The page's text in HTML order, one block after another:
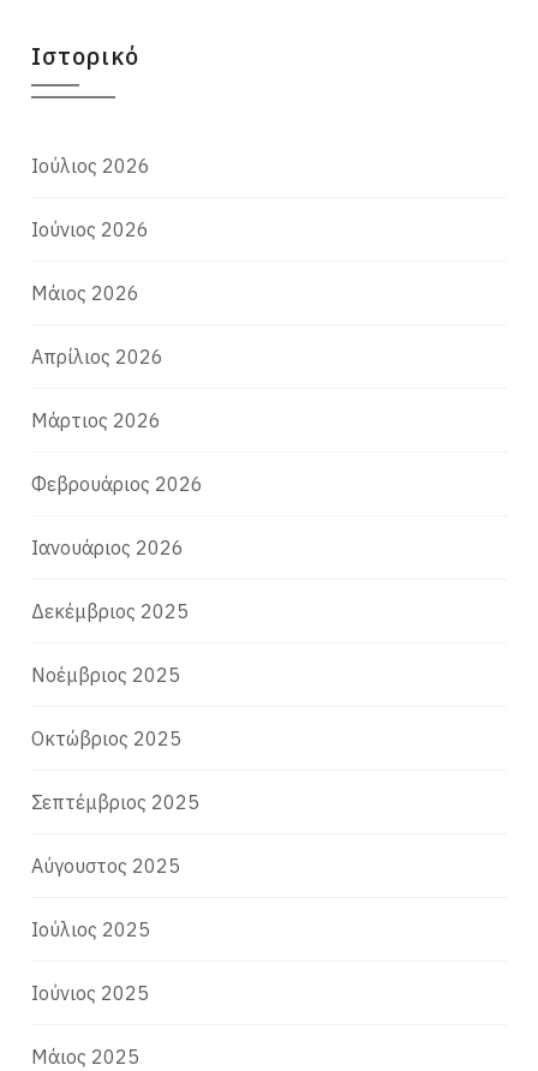
Ιστορικό
Ιούλιος 2026
Ιούνιος 2026
Μάιος 2026
Απρίλιος 2026
Μάρτιος 2026
Φεβρουάριος 2026
Ιανουάριος 2026
Δεκέμβριος 2025
Νοέμβριος 2025
Οκτώβριος 2025
Σεπτέμβριος 2025
Αύγουστος 2025
Ιούλιος 2025
Ιούνιος 2025
Μάιος 2025